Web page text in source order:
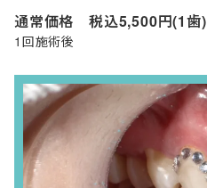
通常価格 税込5,500円(1歯)
1回施術後